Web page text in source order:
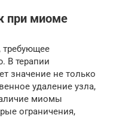
при миоме
требующее
В терапии
значение не только
удаление узла,
миомы
ограничения,